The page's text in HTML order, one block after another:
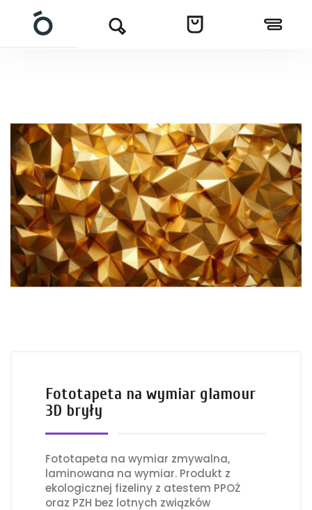
Fototapeta na wymiar glamour
3D bryły
Fototapeta na wymiar zmywalna,
laminowana na wymiar. Produkt z
ekologicznej fizeliny z atestem PPOŻ
oraz PZH bez lotnych związków